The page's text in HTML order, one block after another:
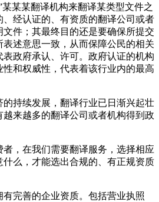
某某某翻译机构来翻译某类型文件之
经认证的、有资质的翻译公司或者
件；其最终目的还是要确保所提交
述意思一致，从而保障公民的相关
政府承认、许可。政府认证的机构
和权威性，代表着该行业内的最高
的持续发展，翻译行业已日渐兴起壮
来越多的翻译公司或者机构得到政
，在我们需要翻译服务，选择相应
么，才能选出合规的、有正规资质
完善的企业资质。包括营业执照